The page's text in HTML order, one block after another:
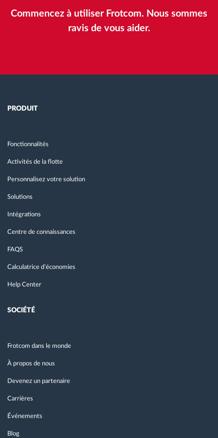
Commencez à utiliser Frotcom. Nous sommes
ravis de vous aider.
PRODUIT
Fonctionnalités
Activités de la flotte
Personnalisez votre solution
Solutions
Intégrations
Centre de connaissances
FAQS
Calculatrice d’économies
Help Center
SOCIÉTÉ
Frotcom dans le monde
À propos de nous
Devenez un partenaire
Carrières
Événements
Blog